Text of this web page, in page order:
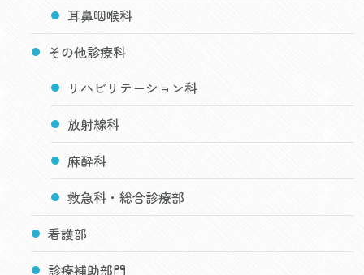
耳鼻咽喉科
その他診療科
リハビリテーション科
放射線科
麻酔科
救急科・総合診療部
看護部
診療補助部門